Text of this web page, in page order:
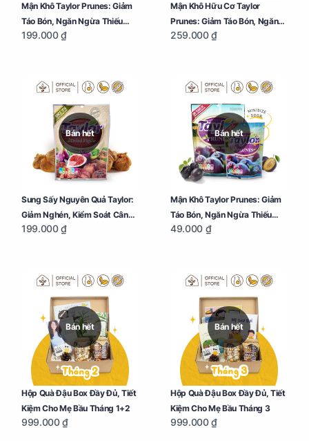
Mận Khô Taylor Prunes: Giảm
Táo Bón, Ngăn Ngừa Thiếu
Máu Cho Mẹ Bầu Túi 250g
199.000 ₫
Mận Khô Hữu Cơ Taylor
Prunes: Giảm Táo Bón, Ngăn
Ngừa Thiếu Máu Cho Mẹ Bầu
259.000 ₫
Bán hết
Sung Sấy Nguyên Quả Taylor:
Giảm Nghén, Kiểm Soát Cân
Nặng Cho Mẹ Bầu Túi 190g
199.000 ₫
Bán hết
Mận Khô Taylor Prunes: Giảm
Táo Bón, Ngăn Ngừa Thiếu
Máu Cho Mẹ Bầu Túi 50g
49.000 ₫
Bán hết
Hộp Quà Đậu Box Đầy Đủ, Tiết
Kiệm Cho Mẹ Bầu Tháng 1+2
999.000 ₫
Bán hết
Hộp Quà Đậu Box Đầy Đủ, Tiết
Kiệm Cho Mẹ Bầu Tháng 3
999.000 ₫